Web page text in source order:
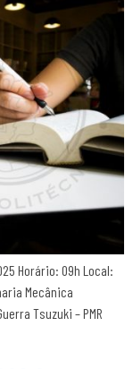
Horário: 09h Local:
Mecânica
Tsuzuki – PMR